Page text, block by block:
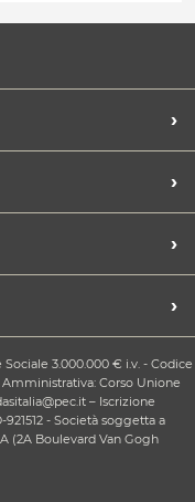
›
›
›
›
3.000.000 € i.v. - Codice
Amministrativa: Corso Unione
– Iscrizione
- Società soggetta a
(2A Boulevard Van Gogh